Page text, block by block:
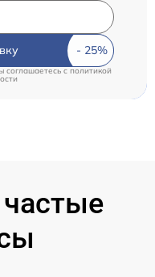
соглашаетесь c политикой